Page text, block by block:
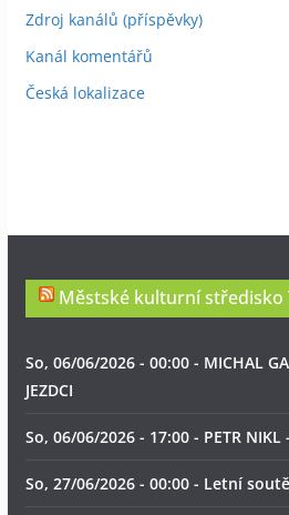
Zdroj kanálů (příspěvky)
Kanál komentářů
Česká lokalizace
Městské kulturní středisko
So, 06/06/2026 - 00:00 - MICHAL
JEZDCI
So, 06/06/2026 - 17:00 - PETR NIKL
So, 27/06/2026 - 00:00 - Letní